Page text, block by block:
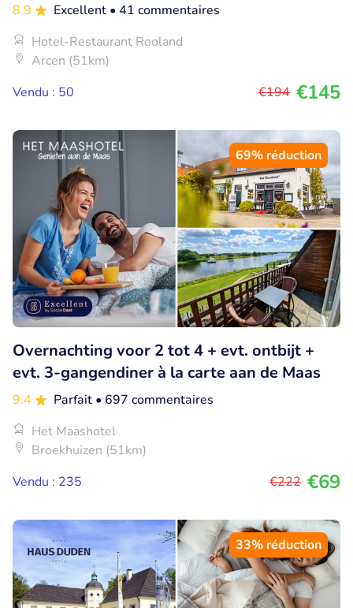
8.9 Excellent • 41 commentaires
Hotel-Restaurant Rooland
Arcen (51km)
Vendu : 50
€194 €145
69% réduction
Overnachting voor 2 tot 4 + evt. ontbijt +
evt. 3-gangendiner à la carte aan de Maas
9.4 Parfait • 697 commentaires
Het Maashotel
Broekhuizen (51km)
Vendu : 235
€222 €69
33% réduction